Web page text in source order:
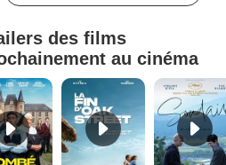
des films
au cinéma
Tombé du ciel Bande-annonce VF La fin d’Oak Street Bande-annonce VO STFR